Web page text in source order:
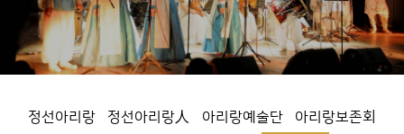
정선아리랑 정선아리랑人 아리랑예술단
아리랑보존회